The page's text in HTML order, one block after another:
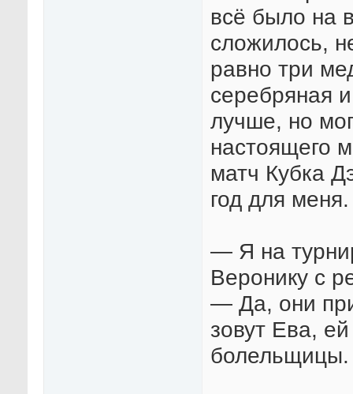
всё было на
сложилось,
равно три
серебряная
лучше, но
настоящего
матч Кубка
год для меня.
— Я на
Веронику с
— Да, они
зовут Ева,
болельщицы.